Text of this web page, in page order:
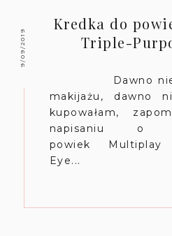
9/09/2019
Kredka do
Triple-
Dawno nie
makijażu, dawno
kupowałam,
napisaniu o
powiek Multiplay
Eye...